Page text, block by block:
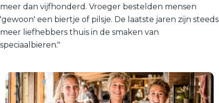
meer dan vijfhonderd. Vroeger bestelden mensen
'gewoon' een biertje of pilsje. De laatste jaren zijn steeds
meer liefhebbers thuis in de smaken van
speciaalbieren."